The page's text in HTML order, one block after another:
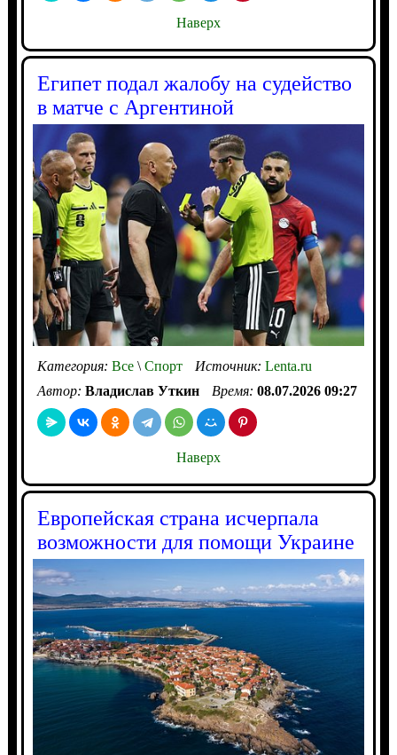
Наверх
Египет подал жалобу на судейство
в матче с Аргентиной
Категория: Все\Спорт Источник: Lenta.ru
Автор: Владислав Уткин Время: 08.07.2026 09:27
Наверх
Европейская страна исчерпала
возможности для помощи Украине